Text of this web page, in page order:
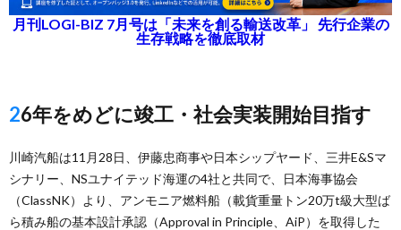
月刊LOGI-BIZ 7月号は「未来を創る輸送改革」 先行企業の
生存戦略を徹底取材
26年をめどに竣工・社会実装開始目指す
川崎汽船は11月28日、伊藤忠商事や日本シップヤード、三井E&Sマ
シナリー、NSユナイテッド海運の4社と共同で、日本海事協会
（ClassNK）より、アンモニア燃料船（載貨重量トン20万t級大型ば
ら積み船の基本設計承認（Approval in Principle、AiP）を取得した